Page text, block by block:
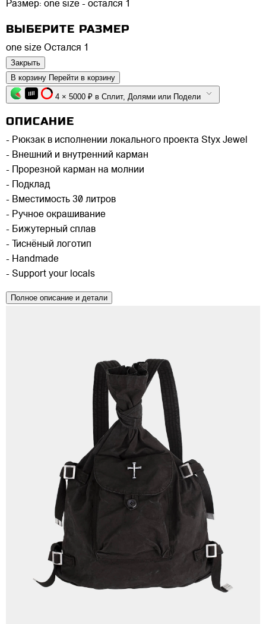
Размер: one size - остался 1
ВЫБЕРИТЕ РАЗМЕР
one size Остался 1
Закрыть
В корзину Перейти в корзину
4 × 5000 ₽ в Сплит, Долями или Подели
ОПИСАНИЕ
- Рюкзак в исполнении локального проекта Styx Jewel
- Внешний и внутренний карман
- Прорезной карман на молнии
- Подклад
- Вместимость 30 литров
- Ручное окрашивание
- Бижутерный сплав
- Тиснёный логотип
- Handmade
- Support your locals
Полное описание и детали